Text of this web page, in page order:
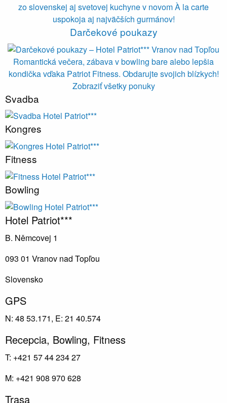
zo slovenskej aj svetovej kuchyne v novom À la carte
uspokoja aj najväčších gurmánov!
Darčekové poukazy
Romantická večera, zábava v bowling bare alebo lepšia
kondička vďaka Patriot Fitness. Obdarujte svojich blízkych!
Zobraziť všetky ponuky
Svadba
Kongres
Fitness
Bowling
Hotel Patriot***
B. Němcovej 1
093 01 Vranov nad Topľou
Slovensko
GPS
N: 48 53.171, E: 21 40.574
Recepcia, Bowling, Fitness
T: +421 57 44 234 27
M: +421 908 970 628
Trasa